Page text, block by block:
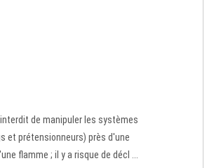
de manipuler les systèmes
et prétensionneurs) près d'une
flamme ; il y a risque de décl ...